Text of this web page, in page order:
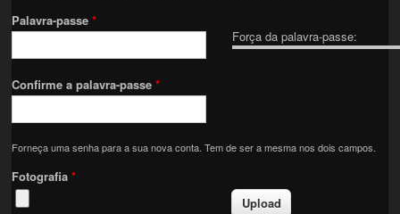
Força da palavra-passe:
Palavra-passe*
Confirme a palavra-passe*
Forneça uma senha para a sua nova conta. Tem de ser a mesma nos dois campos.
Fotografia*